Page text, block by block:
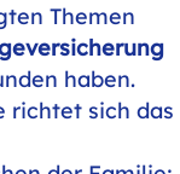
Themen
haben.
richtet sich das